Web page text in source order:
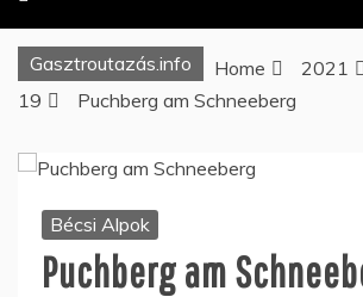
Gasztroutazás.info Home 2021
19
Puchberg am Schneeberg
Bécsi Alpok
Puchberg am